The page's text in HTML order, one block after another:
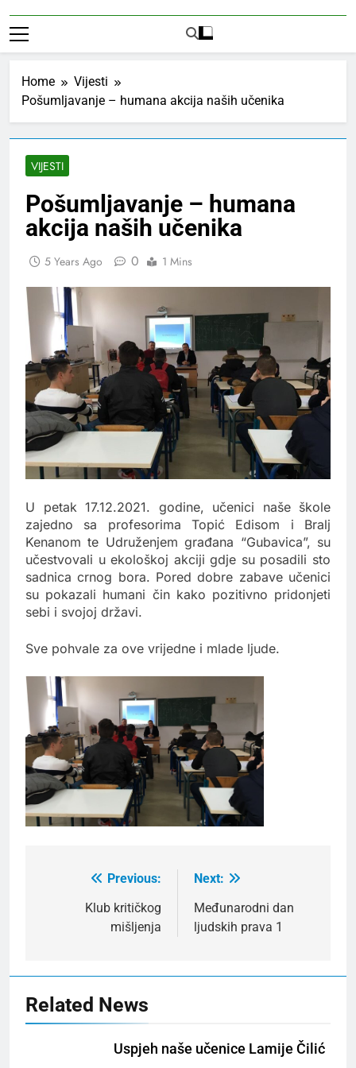
Home
Vijesti
Pošumljavanje – humana akcija naših učenika
VIJESTI
Pošumljavanje – humana
akcija naših učenika
5 Years Ago 0 1 Mins
U petak 17.12.2021. godine, učenici naše škole
zajedno sa profesorima Topić Edisom i Bralj
Kenanom te Udruženjem građana “Gubavica”, su
učestvovali u ekološkoj akciji gdje su posadili sto
sadnica crnog bora. Pored dobre zabave učenici
su pokazali humani čin kako pozitivno pridonjeti
sebi i svojoj državi.
Sve pohvale za ove vrijedne i mlade ljude.
navigation
Previous:
Klub kritičkog
mišljenja
Next:
Međunarodni dan
ljudskih prava 1
Related News
Uspjeh naše učenice Lamije Čilić